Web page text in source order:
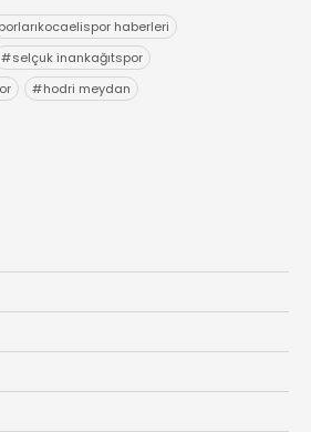
haberleri
#selçuk inankağıtspor
#hodri meydan